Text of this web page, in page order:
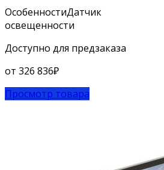
ОсобенностиДатчик
освещенности
Доступно для предзаказа
от 326 836₽
Просмотр товара